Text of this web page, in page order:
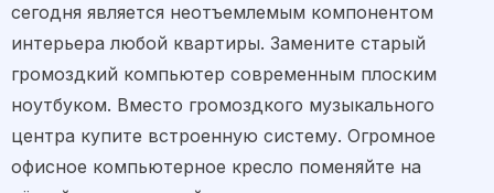
сегодня является неотъемлемым компонентом
интерьера любой квартиры. Замените старый
громоздкий компьютер современным плоским
ноутбуком. Вместо громоздкого музыкального
центра купите встроенную систему. Огромное
офисное компьютерное кресло поменяйте на